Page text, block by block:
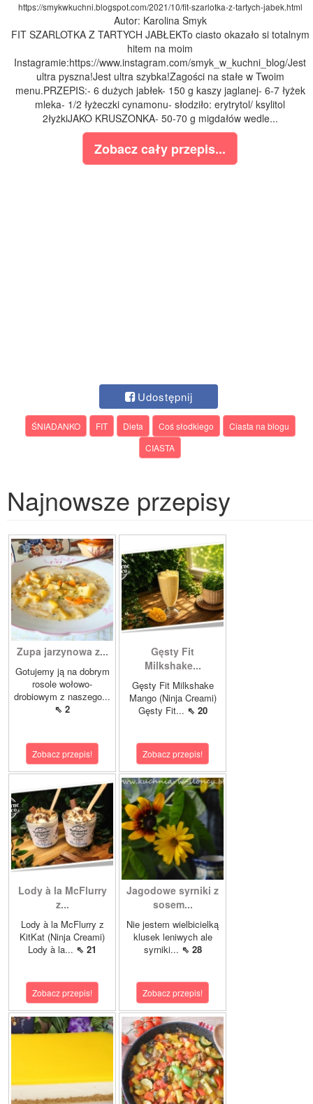
https://smykwkuchni.blogspot.com/2021/10/fit-szarlotka-z-tartych-jabek.html
Autor: Karolina Smyk
FIT SZARLOTKA Z TARTYCH JABŁEKTo ciasto okazało si totalnym
hitem na moim
Instagramie:https://www.instagram.com/smyk_w_kuchni_blog/Jest
ultra pyszna!Jest ultra szybka!Zagości na stałe w Twoim
menu.PRZEPIS:- 6 dużych jabłek- 150 g kaszy jaglanej- 6-7 łyżek
mleka- 1/2 łyżeczki cynamonu- słodziło: erytrytol/ ksylitol
2łyżkiJAKO KRUSZONKA- 50-70 g migdałów wedle...
Zobacz cały przepis...
Udostępnij
ŚNIADANKO FIT Dieta Coś słodkiego
Ciasta na blogu
CIASTA
Najnowsze przepisy
Zupa jarzynowa z...
Gotujemy ją na dobrym
rosole wołowo-
drobiowym z naszego...
⇖ 2
Zobacz przepis!
Gęsty Fit
Milkshake...
Gęsty Fit Milkshake
Mango (Ninja Creami)
Gęsty Fit... ⇖ 20
Zobacz przepis!
Lody à la McFlurry
z...
Lody à la McFlurry z
KitKat (Ninja Creami)
Lody à la... ⇖ 21
Zobacz przepis!
Jagodowe syrniki z
sosem...
Nie jestem wielbicielką
klusek leniwych ale
syrniki... ⇖ 28
Zobacz przepis!